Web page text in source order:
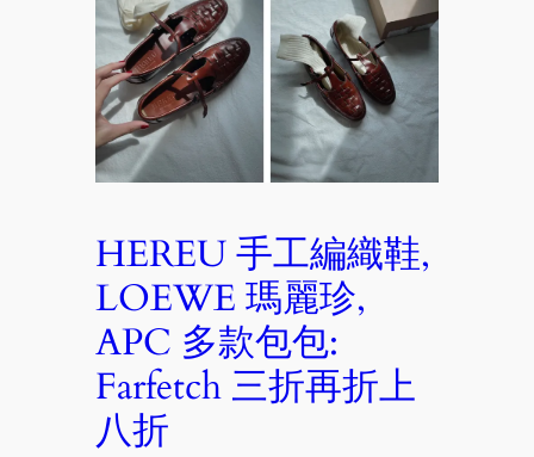
HEREU 手工編織鞋,
LOEWE 瑪麗珍,
APC 多款包包:
Farfetch 三折再折上
八折